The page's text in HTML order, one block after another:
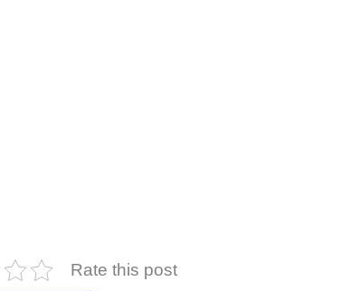
Rate this post